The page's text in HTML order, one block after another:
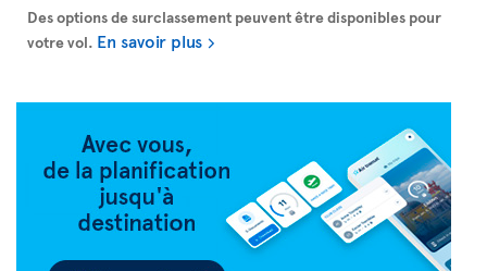
Des options de surclassement peuvent être disponibles pour
votre vol. En savoir plus